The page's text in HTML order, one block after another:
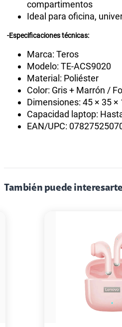
compartimentos
Ideal para oficina,
-Especificaciones técnicas:
Marca: Teros
Modelo: TE-ACS9020
Material: Poliéster
Color: Gris + Marrón /
Dimensiones: 45 × 35 ×
Capacidad laptop:
EAN/UPC:
También puede interesarte